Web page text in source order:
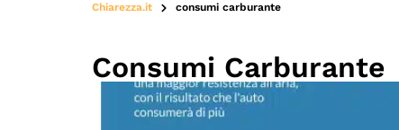
Chiarezza.it consumi carburante
Consumi Carburante